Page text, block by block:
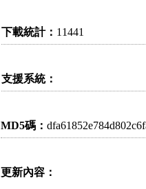
下載統計： 11441
支援系統：
MD5碼：
更新內容：